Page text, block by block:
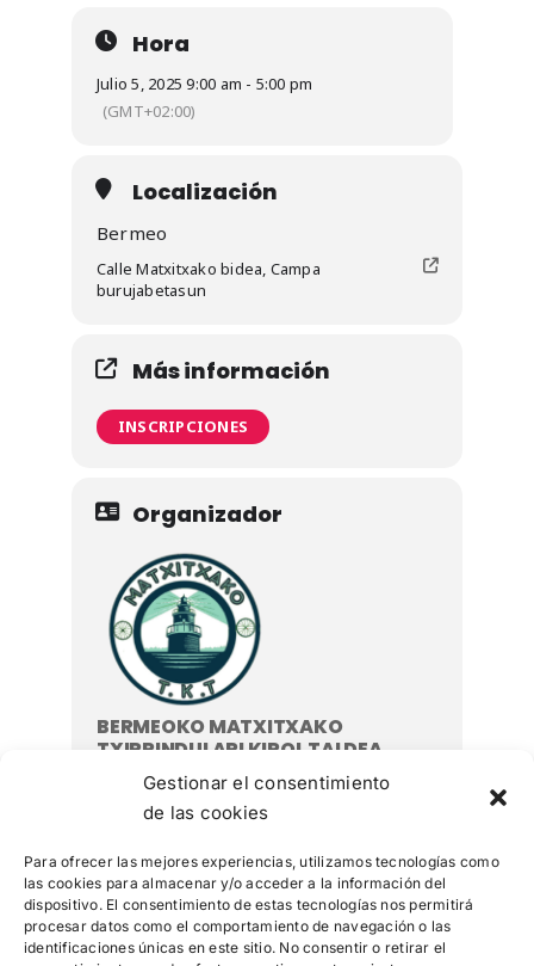
Gestionar el consentimiento
de las cookies
Para ofrecer las mejores experiencias, utilizamos tecnologías como
las cookies para almacenar y/o acceder a la información del
dispositivo. El consentimiento de estas tecnologías nos permitirá
procesar datos como el comportamiento de navegación o las
identificaciones únicas en este sitio. No consentir o retirar el
Hora
Julio 5, 2025 9:00 am - 5:00 pm
(GMT+02:00)
Localización
Bermeo
Calle Matxitxako bidea, Campa
burujabetasun
Más información
INSCRIPCIONES
Organizador
BERMEOKO MATXITXAKO
TXIRRINDULARI KIROL TALDEA
615764973
Bizkaia Buru, 48370 Bermeo (Bizkaia)